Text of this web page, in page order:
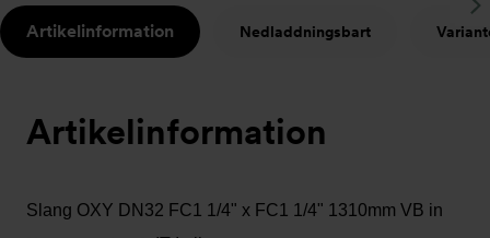
Artikelinformation Nedladdningsbart
Artikelinformation
Slang OXY DN32 FC1 1/4" x FC1 1/4" 1310mm VB in